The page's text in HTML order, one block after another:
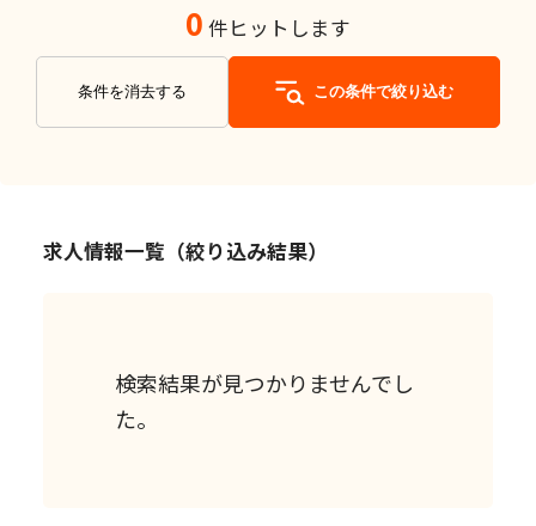
0 件ヒットします
条件を消去する この条件で絞り込む
求人情報一覧（絞り込み結果）
検索結果が見つかりませんでし
た。